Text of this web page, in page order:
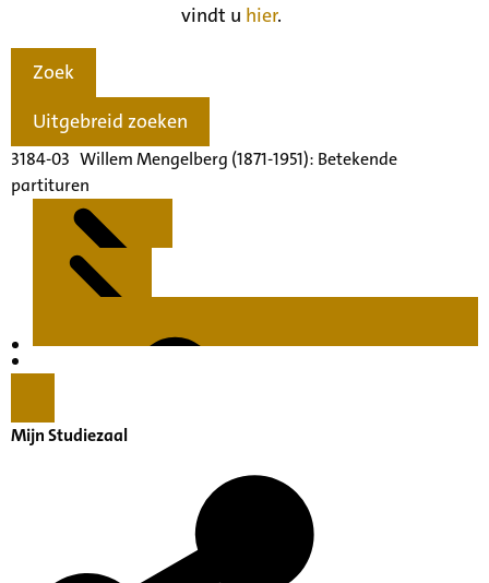
vindt u hier.
Zoek
Uitgebreid zoeken
3184-03 Willem Mengelberg (1871-1951): Betekende
partituren
Mijn Studiezaal